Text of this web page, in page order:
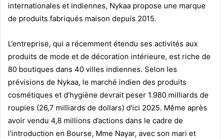
internationales et indiennes, Nykaa propose une marque
de produits fabriqués maison depuis 2015.
L’entreprise, qui a récemment étendu ses activités aux
produits de mode et de décoration intérieure, est riche de
80 boutiques dans 40 villes indiennes. Selon les
prévisions de Nykaa, le marché indien des produits
cosmétiques et d’hygiène devrait peser 1.980 milliards de
roupies (26,7 milliards de dollars) d’ici 2025. Même après
avoir vendu 4,8 millions d’actions dans le cadre de
l’introduction en Bourse, Mme Nayar, avec son mari et